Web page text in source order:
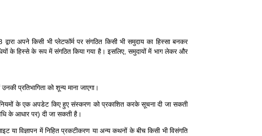
अपने किसी भी प्लेटफॉर्म पर संगठित किसी भी समुदाय का हिस्सा बनकर
के हिस्से के रूप में संगठित किया गया है। इसलिए, समुदायों में भाग लेकर और
प्रतिभागिता को शून्य माना जाएगा।
के एक अपडेट किए हुए संस्करण को प्रकाशित करके सूचना दी जा सकती
के आधार पर) दी जा सकती है।
या विज्ञापन में निहित प्रकटीकरण या अन्य कथनों के बीच किसी भी विसंगति